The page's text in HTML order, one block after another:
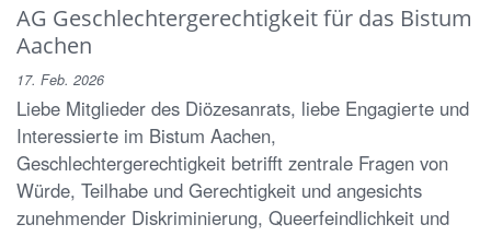
AG Geschlechtergerechtigkeit für das Bistum
Aachen
17. Feb. 2026
Liebe Mitglieder des Diözesanrats, liebe Engagierte und
Interessierte im Bistum Aachen,
Geschlechtergerechtigkeit betrifft zentrale Fragen von
Würde, Teilhabe und Gerechtigkeit und angesichts
zunehmender Diskriminierung, Queerfeindlichkeit und